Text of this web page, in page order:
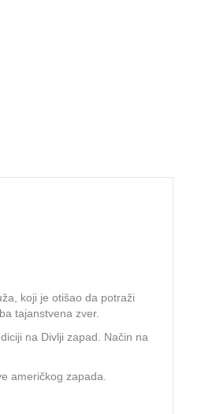
koji je otišao da potraži
tajanstvena zver.
na Divlji zapad. Način na
američkog zapada.